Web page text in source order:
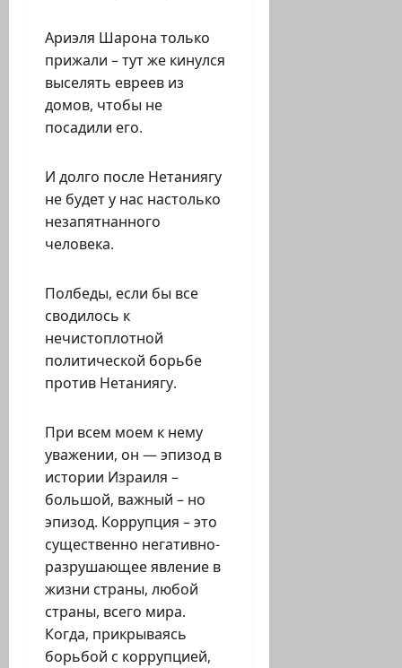
Ариэля Шарона только
прижали – тут же кинулся
выселять евреев из
домов, чтобы не
посадили его.
И долго после Нетаниягу
не будет у нас настолько
незапятнанного
человека.
Полбеды, если бы все
сводилось к
нечистоплотной
политической борьбе
против Нетаниягу.
При всем моем к нему
уважении, он — эпизод в
истории Израиля –
большой, важный – но
эпизод. Коррупция – это
существенно негативно-
разрушающее явление в
жизни страны, любой
страны, всего мира.
Когда, прикрываясь
борьбой с коррупцией,